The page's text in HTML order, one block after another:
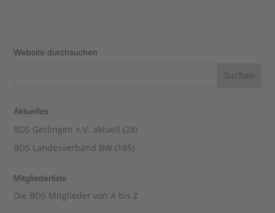
Website durchsuchen
Aktuelles
BDS Gerlingen e.V. aktuell (28)
BDS Landesverband BW (185)
Mitgliederliste
Die BDS Mitglieder von A bis Z